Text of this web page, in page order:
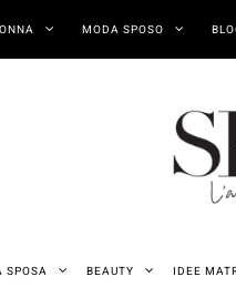
MODA SPOSO
SPOSA BEAUTY IDEE